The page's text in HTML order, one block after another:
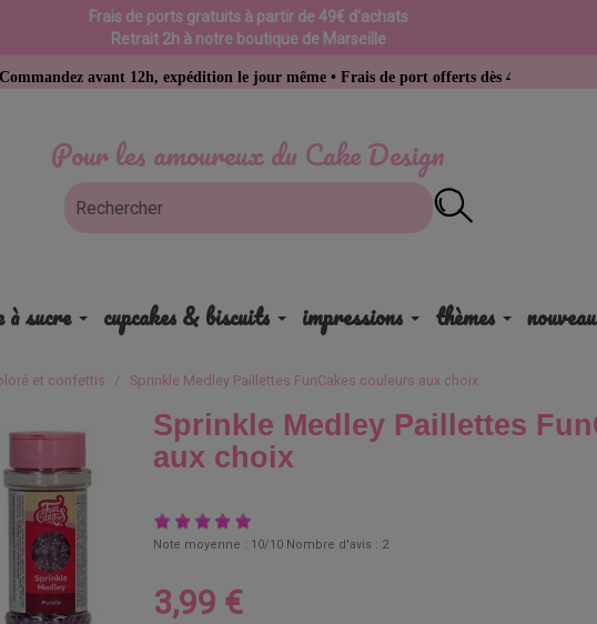
Frais de ports gratuits à partir de 49€ d'achats
Retrait 2h à notre boutique de Marseille
Pour les amoureux du Cake Design
avant 12h, expédition le jour même • Frais de port offerts dès 49 € d’achat
à sucre cupcakes & biscuits impressions thèmes
et confettis Sprinkle Medley Paillettes FunCakes couleurs aux choix
Sprinkle Medley Paillettes
aux choix
Note moyenne : 10/10 Nombre d'avis : 2
3,99 €